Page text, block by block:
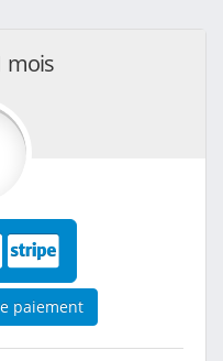
mois
paiement